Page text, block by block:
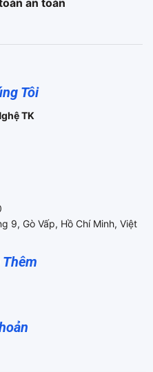
an toàn
Tôi
TK
9, Gò Vấp, Hồ Chí Minh, Việt
Thêm